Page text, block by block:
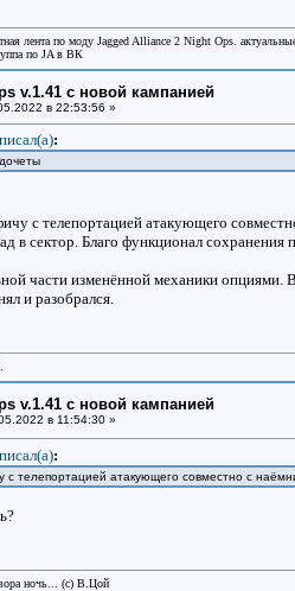
лента по моду Jagged Alliance 2 Night Ops.
по JA в ВК
v.1.41 с новой кампанией
в 22:53:56 »
:
с телепортацией атакующего
в сектор. Благо функционал
части изменённой механики
и разобрался.
v.1.41 с новой кампанией
в 11:54:30 »
:
с телепортацией атакующего совместно с
ночь... (с) В.Цой